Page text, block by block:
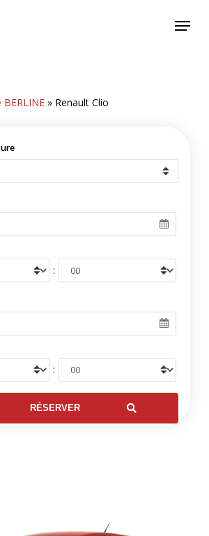
Menu
» Renault Clio
:
: